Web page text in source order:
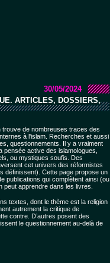
30/05/2024
ARTICLES, DOSSIERS,
trouve de nombreuses traces des
à l'islam. Recherches et aussi
questionnements. Il y a vraiment
pensée active des islamologues,
ou mystiques soufis. Des
cet univers des réformistes
définissent). Cette page propose un
publications qui complètent ainsi (ou
peut apprendre dans les livres.
textes, dont le thème est la religion
autrement la critique de
contre. D’autres posent des
le questionnement au-delà de